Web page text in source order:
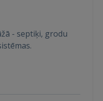
- septiķi, grodu